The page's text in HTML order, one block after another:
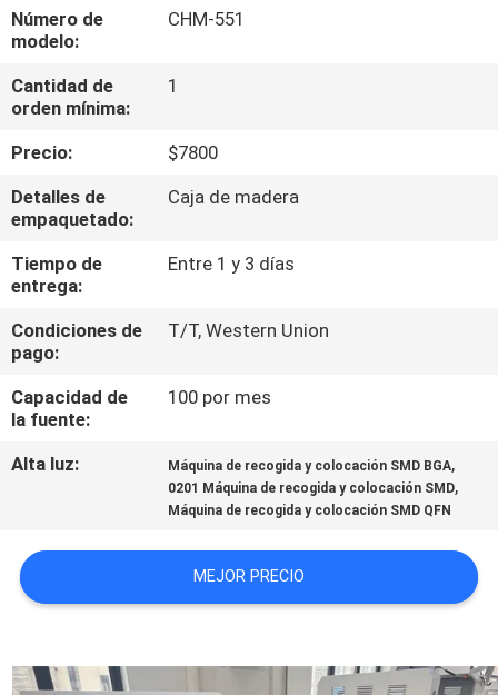
VISITA
A
LA
CONTROL
CALIDAD
CONTACTA
CON
NOSOTROS
SHOPPING
ON
Número de
modelo:
CHM-551
Cantidad de
orden mínima:
1
Precio:
$7800
Detalles de
empaquetado:
Caja de madera
Tiempo de
entrega:
Entre 1 y 3 días
Condiciones de
pago:
T/T, Western Union
Capacidad de
la fuente:
100 por mes
Alta luz: Máquina de recogida y colocación SMD BGA,
0201 Máquina de recogida y colocación SMD,
Máquina de recogida y colocación SMD QFN
MEJOR PRECIO